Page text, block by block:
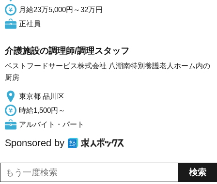
月給23万5,000円～32万円
正社員
介護施設の調理師/調理スタッフ
ベストフードサービス株式会社 八潮南特別養護老人ホーム内の
厨房
東京都 品川区
時給1,500円～
アルバイト・パート
Sponsored by